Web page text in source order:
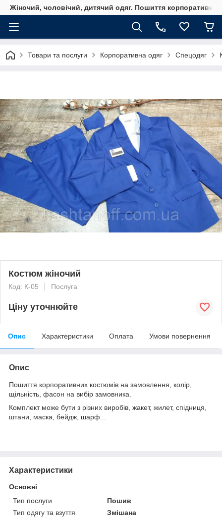
Жіночий, чоловічий, дитячий одяг. Пошиття
Товари та послуги Корпоративна одяг Спецодяг
Костюм жіночий
Код: К-05 Послуга
Ціну уточнюйте
Опис Характеристики Оплата Умови повернення
Опис
Пошиття корпоративних костюмів на замовлення, колір,
щільність, фасон на вибір замовника.
Комплект може бути з різних виробів, жакет, жилет, спідниця,
штани, маска, бейдж, шарф...
Характеристики
Основні
Тип послуги
Пошив
Тип одягу та взуття
Змішана